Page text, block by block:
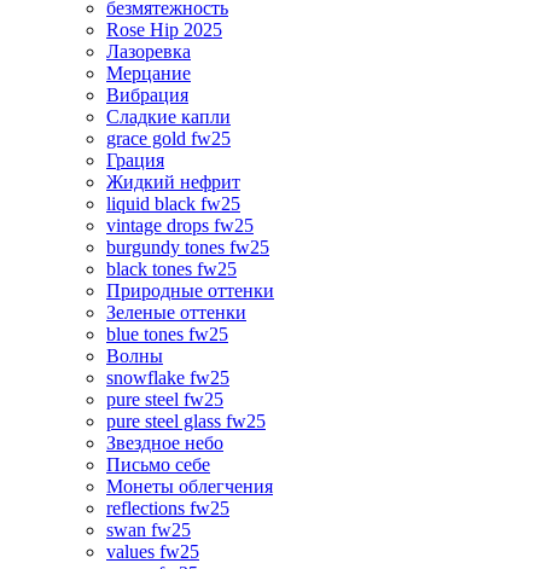
безмятежность
Rose Hip 2025
Лазоревка
Мерцание
Вибрация
Сладкие капли
grace gold fw25
Грация
Жидкий нефрит
liquid black fw25
vintage drops fw25
burgundy tones fw25
black tones fw25
Природные оттенки
Зеленые оттенки
blue tones fw25
Волны
snowflake fw25
pure steel fw25
pure steel glass fw25
Звездное небо
Письмо себе
Монеты облегчения
reflections fw25
swan fw25
values fw25